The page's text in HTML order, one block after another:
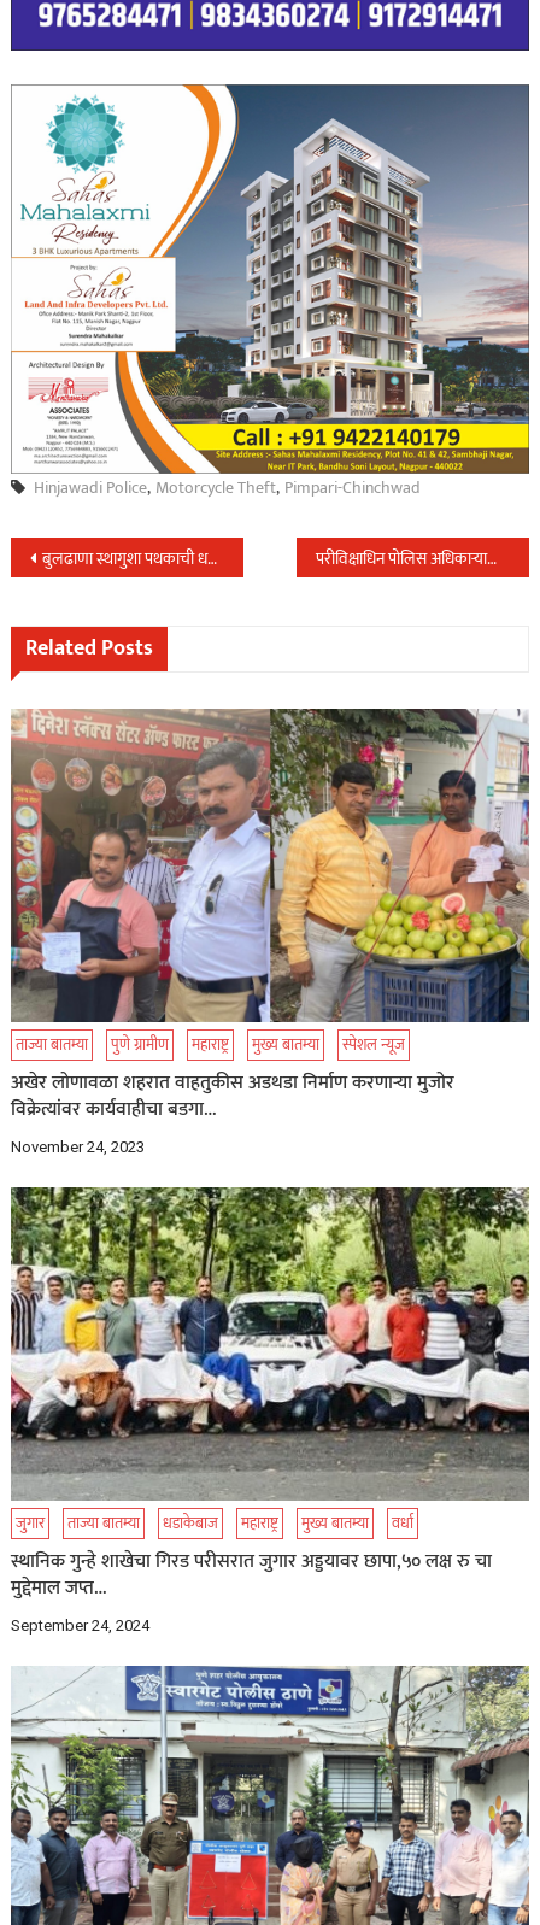
Hinjawadi Police, Motorcycle Theft, Pimpari-Chinchwad
Post
navigation
बुलढाणा स्थागुशा पथकाची धडाकेबाज कामगिरी,लाखोंच्या मुद्देमालासह १४ गुन्ह्यांची केली उकल… परीविक्षाधिन पोलिस अधिकाऱ्याचा जुगार अड्ड्यावर छापा,२५ आरोपींसह ७ लक्ष रु चा मुद्देमाल केला जप्त….
Related Posts
ताज्या बातम्या पुणे ग्रामीण महाराष्ट्र मुख्य बातम्या स्पेशल न्यूज
अखेर लोणावळा शहरात वाहतुकीस अडथडा निर्माण करणाऱ्या मुजोर
विक्रेत्यांवर कार्यवाहीचा बडगा…
November 24, 2023
जुगार ताज्या बातम्या धडाकेबाज महाराष्ट्र मुख्य बातम्या वर्धा
स्थानिक गुन्हे शाखेचा गिरड परीसरात जुगार अड्डयावर छापा,५० लक्ष रु चा
मुद्देमाल जप्त…
September 24, 2024